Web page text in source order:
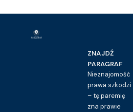
ZNAJDŹ
PARAGRAF
Nieznajomość
prawa szkodzi
– tę paremię
zna prawie